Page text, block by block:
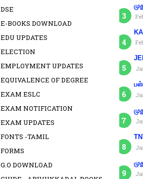
DSE
E-BOOKS DOWNLOAD
EDU UPDATES
ELECTION
EMPLOYMENT UPDATES
EQUIVALENCE OF DEGREE
EXAM ESLC
EXAM NOTIFICATION
EXAM UPDATES
FONTS -TAMIL
FORMS
G.O DOWNLOAD